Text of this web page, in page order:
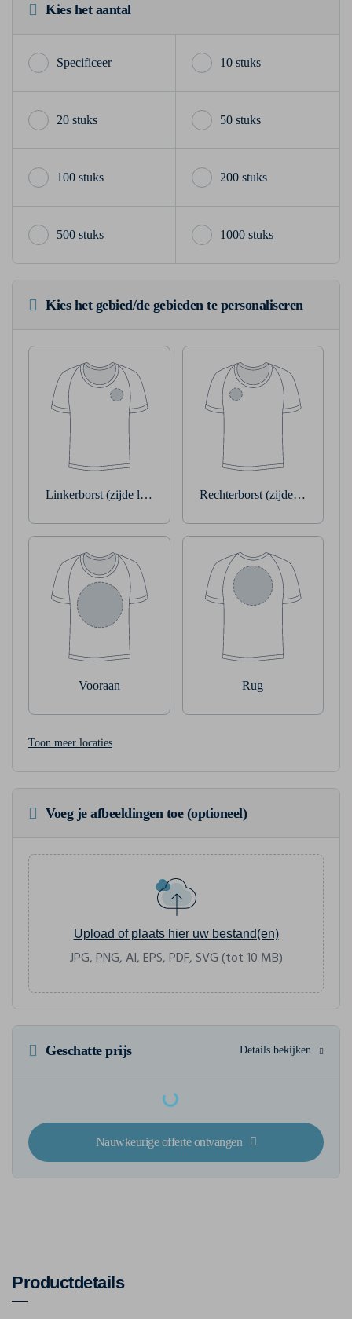
Kies het aantal
10 stuks
20 stuks 50 stuks
100 stuks 200 stuks
500 stuks 1000 stuks
Kies het gebied/de gebieden te personaliseren
Linkerborst (zijde linkerarm) Rechterborst (zijde
Vooraan Rug
Toon meer locaties
Voeg je afbeeldingen toe (optioneel)
Upload of plaats hier uw bestand(en)
JPG, PNG, AI, EPS, PDF, SVG (tot 10 MB)
Geschatte prijs Details bekijken
Loading...
Nauwkeurige offerte ontvangen
Productdetails